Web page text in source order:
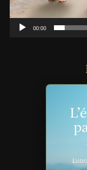
00:00